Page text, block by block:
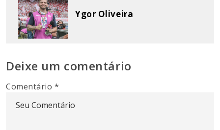
Ygor Oliveira
Deixe um comentário
Comentário*